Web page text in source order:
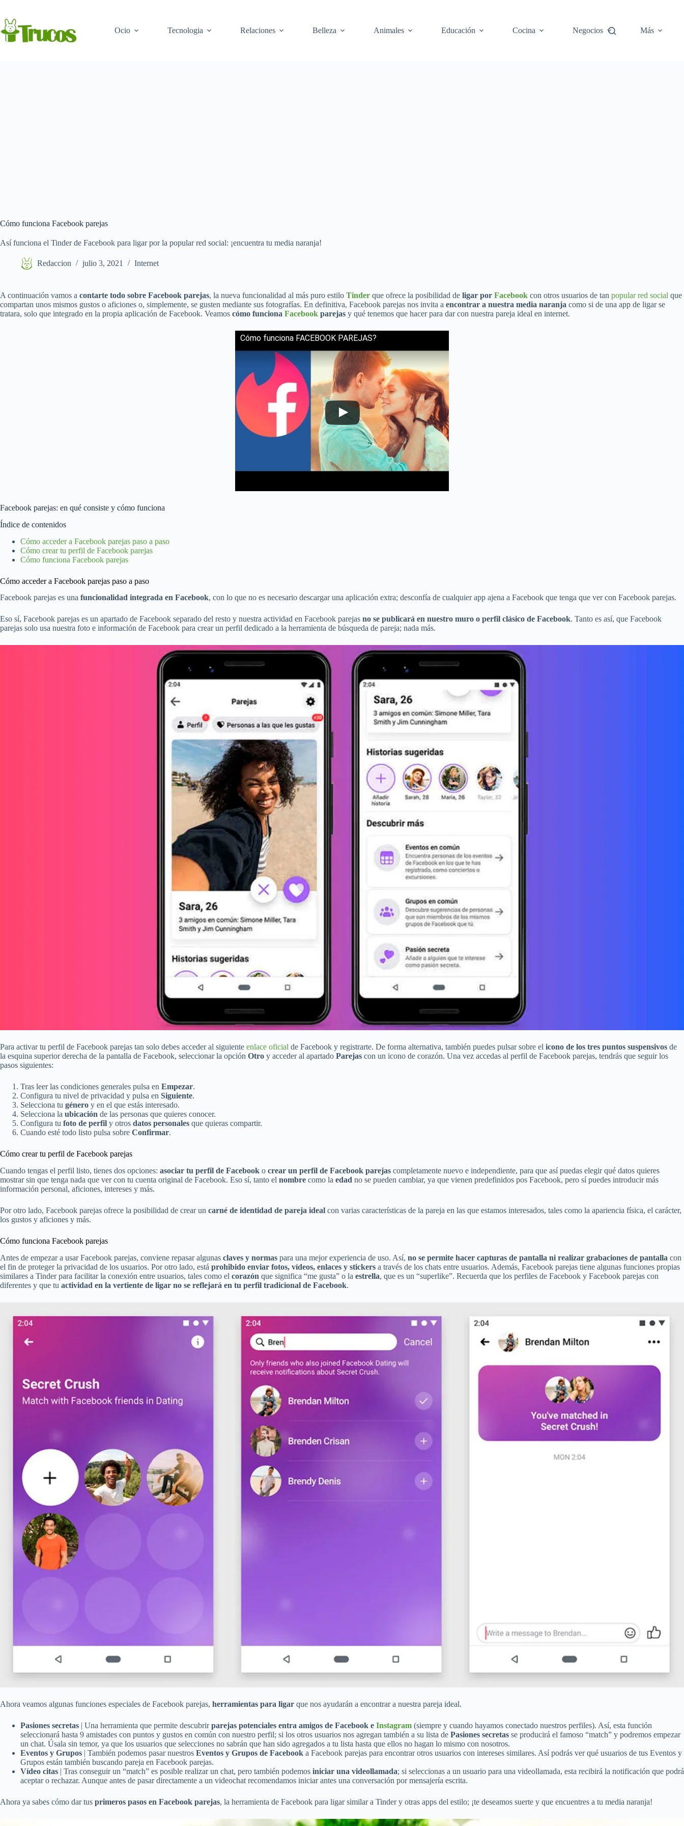
contenido
Ocio
Tecnologia Relaciones Belleza Animales Educación Cocina Negocios Más
Cómo funciona Facebook parejas
Así funciona el Tinder de Facebook para ligar por la popular red social: ¡encuentra tu media naranja!
Redaccion julio 3, 2021 Internet
A continuación vamos a contarte todo sobre Facebook parejas, la nueva funcionalidad al más puro estilo Tinder que ofrece la posibilidad de ligar por Facebook con otros usuarios de tan popular red social que
compartan unos mismos gustos o aficiones o, simplemente, se gusten mediante sus fotografías. En definitiva, Facebook parejas nos invita a encontrar a nuestra media naranja como si de una app de ligar se
tratara, solo que integrado en la propia aplicación de Facebook. Veamos cómo funciona Facebook parejas y qué tenemos que hacer para dar con nuestra pareja ideal en internet.
Cómo funciona FACEBOOK PAREJAS?
Facebook parejas: en qué consiste y cómo funciona
Índice de contenidos
Cómo acceder a Facebook parejas paso a paso
Cómo crear tu perfil de Facebook parejas
Cómo funciona Facebook parejas
Cómo acceder a Facebook parejas paso a paso
Facebook parejas es una funcionalidad integrada en Facebook, con lo que no es necesario descargar una aplicación extra; desconfía de cualquier app ajena a Facebook que tenga que ver con Facebook parejas.
Eso sí, Facebook parejas es un apartado de Facebook separado del resto y nuestra actividad en Facebook parejas no se publicará en nuestro muro o perfil clásico de Facebook. Tanto es así, que Facebook
parejas solo usa nuestra foto e información de Facebook para crear un perfil dedicado a la herramienta de búsqueda de pareja; nada más.
Para activar tu perfil de Facebook parejas tan solo debes acceder al siguiente enlace oficial de Facebook y registrarte. De forma alternativa, también puedes pulsar sobre el icono de los tres puntos suspensivos de
la esquina superior derecha de la pantalla de Facebook, seleccionar la opción Otro y acceder al apartado Parejas con un icono de corazón. Una vez accedas al perfil de Facebook parejas, tendrás que seguir los
pasos siguientes:
Tras leer las condiciones generales pulsa en Empezar.
Configura tu nivel de privacidad y pulsa en Siguiente.
Selecciona tu género y en el que estás interesado.
Selecciona la ubicación de las personas que quieres conocer.
Configura tu foto de perfil y otros datos personales que quieras compartir.
Cuando esté todo listo pulsa sobre Confirmar.
Cómo crear tu perfil de Facebook parejas
Cuando tengas el perfil listo, tienes dos opciones: asociar tu perfil de Facebook o crear un perfil de Facebook parejas completamente nuevo e independiente, para que así puedas elegir qué datos quieres
mostrar sin que tenga nada que ver con tu cuenta original de Facebook. Eso sí, tanto el nombre como la edad no se pueden cambiar, ya que vienen predefinidos pos Facebook, pero sí puedes introducir más
información personal, aficiones, intereses y más.
Por otro lado, Facebook parejas ofrece la posibilidad de crear un carné de identidad de pareja ideal con varias características de la pareja en las que estamos interesados, tales como la apariencia física, el carácter,
los gustos y aficiones y más.
Cómo funciona Facebook parejas
Antes de empezar a usar Facebook parejas, conviene repasar algunas claves y normas para una mejor experiencia de uso. Así, no se permite hacer capturas de pantalla ni realizar grabaciones de pantalla con
el fin de proteger la privacidad de los usuarios. Por otro lado, está prohibido enviar fotos, vídeos, enlaces y stickers a través de los chats entre usuarios. Además, Facebook parejas tiene algunas funciones propias
similares a Tinder para facilitar la conexión entre usuarios, tales como el corazón que significa “me gusta” o la estrella, que es un “superlike”. Recuerda que los perfiles de Facebook y Facebook parejas con
diferentes y que tu actividad en la vertiente de ligar no se reflejará en tu perfil tradicional de Facebook.
Ahora veamos algunas funciones especiales de Facebook parejas, herramientas para ligar que nos ayudarán a encontrar a nuestra pareja ideal.
Pasiones secretas | Una herramienta que permite descubrirparejas potenciales entra amigos de Facebook e Instagram (siempre y cuando hayamos conectado nuestros perfiles). Así, esta función
seleccionará hasta 9 amistades con puntos y gustos en común con nuestro perfil; si los otros usuarios nos agregan también a su lista de Pasiones secretas se producirá el famoso “match” y podremos empezar
un chat. Úsala sin temor, ya que los usuarios que selecciones no sabrán que han sido agregados a tu lista hasta que ellos no hagan lo mismo con nosotros.
Eventos y Grupos | También podemos pasar nuestros Eventos y Grupos de Facebook a Facebook parejas para encontrar otros usuarios con intereses similares. Así podrás ver qué usuarios de tus Eventos y
Grupos están también buscando pareja en Facebook parejas.
Vídeo citas | Tras conseguir un “match” es posible realizar un chat, pero también podemos iniciar una videollamada; si seleccionas a un usuario para una videollamada, esta recibirá la notificación que podrá
aceptar o rechazar. Aunque antes de pasar directamente a un videochat recomendamos iniciar antes una conversación por mensajería escrita.
Ahora ya sabes cómo dar tus primeros pasos en Facebook parejas, la herramienta de Facebook para ligar similar a Tinder y otras apps del estilo; ¡te deseamos suerte y que encuentres a tu media naranja!